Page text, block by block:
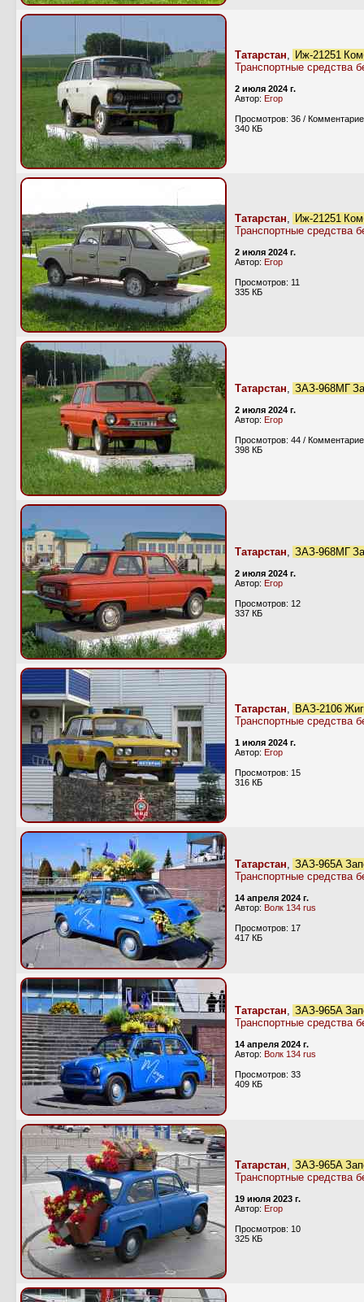
Татарстан, Иж-21251
Транспортные средства
2 июля 2024 г.
Автор: Егор
Просмотров: 36 /
340 КБ
Татарстан, Иж-21251
Транспортные средства
2 июля 2024 г.
Автор: Егор
Просмотров: 11
335 КБ
Татарстан, ЗАЗ-968МГ
2 июля 2024 г.
Автор: Егор
Просмотров: 44 /
398 КБ
Татарстан, ЗАЗ-968МГ
2 июля 2024 г.
Автор: Егор
Просмотров: 12
337 КБ
Татарстан, ВАЗ-2106
Транспортные средства
1 июля 2024 г.
Автор: Егор
Просмотров: 15
316 КБ
Татарстан, ЗАЗ-965А
Транспортные средства
14 апреля 2024 г.
Автор: Волк 134 rus
Просмотров: 17
417 КБ
Татарстан, ЗАЗ-965А
Транспортные средства
14 апреля 2024 г.
Автор: Волк 134 rus
Просмотров: 33
409 КБ
Татарстан, ЗАЗ-965А
Транспортные средства
19 июля 2023 г.
Автор: Егор
Просмотров: 10
325 КБ